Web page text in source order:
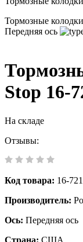
Тормозные
Передняя ось
Stop 16-
На складе
Отзывы:
Код товара: 16-721
Производитель:
Ось: Передняя ось
Страна: США